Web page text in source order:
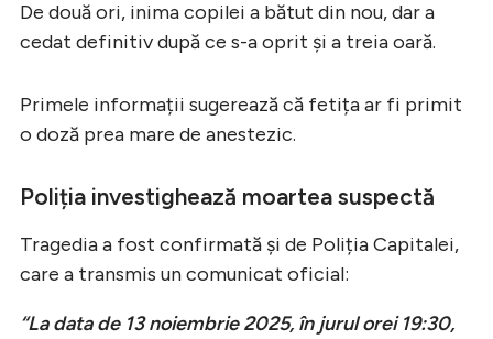
De două ori, inima copilei a bătut din nou, dar a
cedat definitiv după ce s-a oprit și a treia oară.
Primele informații sugerează că fetița ar fi primit
o doză prea mare de anestezic.
Poliția investighează moartea suspectă
Tragedia a fost confirmată și de Poliția Capitalei,
care a transmis un comunicat oficial:
“La data de 13 noiembrie 2025, în jurul orei 19:30,